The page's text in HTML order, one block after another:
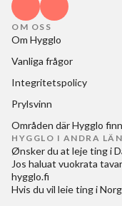
OM OSS
Om Hygglo
Vanliga frågor
Integritetspolicy
Prylsvinn
Områden där Hygglo
HYGGLO I ANDRA
Ønsker du at leje ting i
Jos haluat vuokrata
hygglo.fi
Hvis du vil leie ting i